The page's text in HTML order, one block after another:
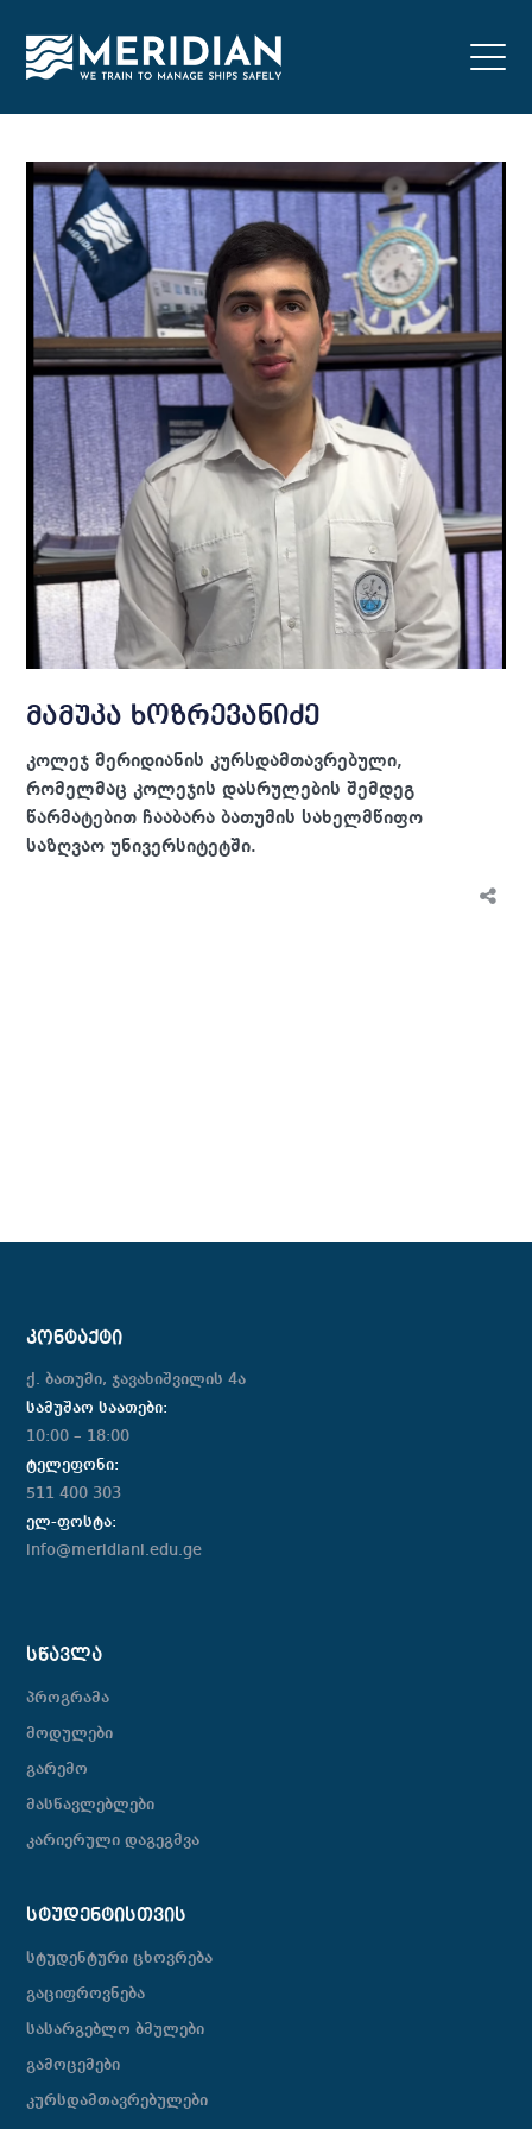
მამუკა ხოზრევანიძე
კოლეჯ მერიდიანის კურსდამთავრებული,
რომელმაც კოლეჯის დასრულების შემდეგ
წარმატებით ჩააბარა ბათუმის სახელმწიფო
საზღვაო უნივერსიტეტში.
ᲙᲝᲜᲢᲐᲥᲢᲘ
ქ. ბათუმი, ჯავახიშვილის 4ა
სამუშაო საათები:
10:00 – 18:00
ტელეფონი:
511 400 303
ელ-ფოსტა:
info@meridiani.edu.ge
ᲡᲬᲐᲕᲚᲐ
პროგრამა
მოდულები
გარემო
მასწავლებლები
კარიერული დაგეგმვა
ᲡᲢᲣᲓᲔᲜᲢᲘᲡᲗᲕᲘᲡ
სტუდენტური ცხოვრება
გაციფროვნება
სასარგებლო ბმულები
გამოცემები
კურსდამთავრებულები